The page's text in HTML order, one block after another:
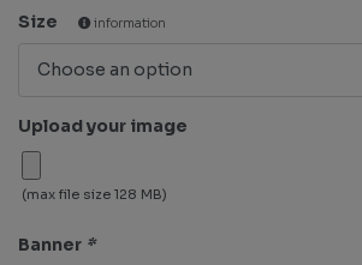
Size information
Upload your image
(max file size 128 MB)
Banner *